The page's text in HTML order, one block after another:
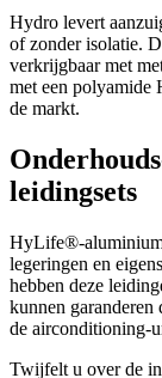
Hydro levert
of zonder isolatie.
verkrijgbaar met
met een polyamide
de markt.
leidingsets
HyLife®-
legeringen en
hebben deze
kunnen
de airconditioning-
Twijfelt u over de